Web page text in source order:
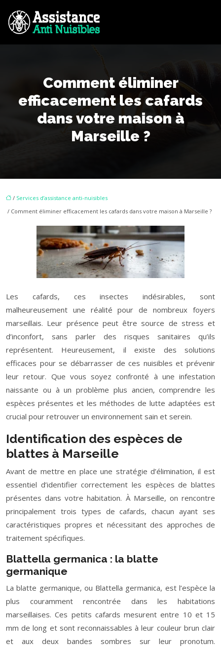
Comment éliminer
efficacement les cafards
dans votre maison à
Marseille ?
/ Services d’assistance anti-nuisibles
/ Comment éliminer efficacement les cafards dans votre maison à Marseille ?
Les cafards, ces insectes indésirables, sont
malheureusement une réalité pour de nombreux foyers
marseillais. Leur présence peut être source de stress et
d’inconfort, sans parler des risques sanitaires qu’ils
représentent. Heureusement, il existe des solutions
efficaces pour se débarrasser de ces nuisibles et prévenir
leur retour. Que vous soyez confronté à une infestation
naissante ou à un problème plus ancien, comprendre les
espèces présentes et les méthodes de lutte adaptées est
crucial pour retrouver un environnement sain et serein.
Identification des espèces de
blattes à Marseille
Avant de mettre en place une stratégie d’élimination, il est
essentiel d’identifier correctement les espèces de blattes
présentes dans votre habitation. À Marseille, on rencontre
principalement trois types de cafards, chacun ayant ses
caractéristiques propres et nécessitant des approches de
traitement spécifiques.
Blattella germanica : la blatte
germanique
La blatte germanique, ou Blattella germanica, est l’espèce la
plus couramment rencontrée dans les habitations
marseillaises. Ces petits cafards mesurent entre 10 et 15
mm de long et sont reconnaissables à leur couleur brun clair
et aux deux bandes sombres sur leur pronotum.